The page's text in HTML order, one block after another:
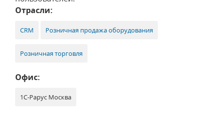
Отрасли:
CRM Розничная продажа оборудования
Розничная торговля
Офис:
1С-Рарус Москва